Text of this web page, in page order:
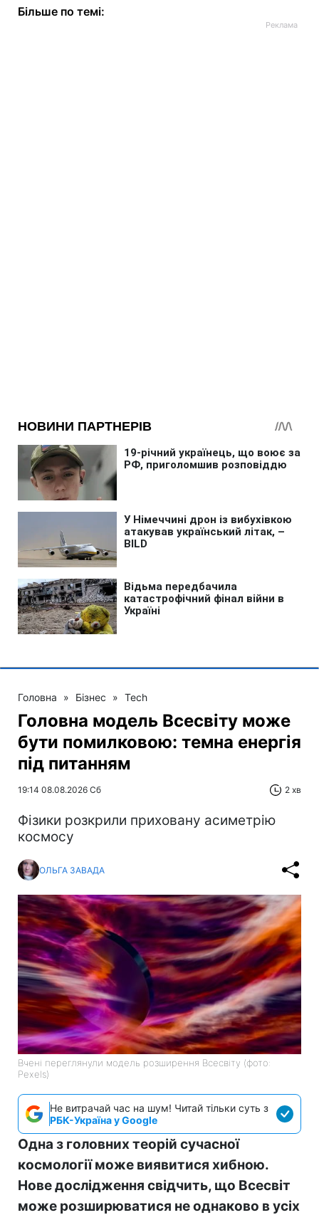
Більше по темі:
Головна » Бізнес » Tech
Головна модель Всесвіту може
бути помилковою: темна енергія
під питанням
19:14 08.08.2026 Сб 2 хв
Фізики розкрили приховану асиметрію
космосу
ОЛЬГА ЗАВАДА
Вчені переглянули модель розширення Всесвіту (фото:
Pexels)
Не витрачай час на шум! Читай тільки суть з
РБК-Україна у Google
Одна з головних теорій сучасної
космології може виявитися хибною.
Нове дослідження свідчить, що Всесвіт
може розширюватися не однаково в усіх